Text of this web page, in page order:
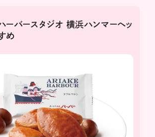
ーバースタジオ 横浜ハンマーヘッ
め